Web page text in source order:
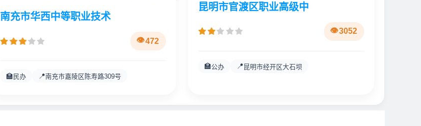
南充市华西中等职业技术
472
🏫 民办 📍南充市嘉陵区陈寿路309号
昆明市官渡区职业高级中
3052
🏫公办 📍昆明市经开区大石坝